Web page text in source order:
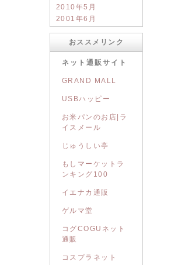
2010年5月
2001年6月
おススメリンク
ネット通販サイト
GRAND MALL
USBハッピー
お米パンのお店|ラ
イスメール
じゅうしい亭
もしマーケットラ
ンキング100
イエナカ通販
ゲルマ堂
コグCOGUネット
通販
コスプラネット